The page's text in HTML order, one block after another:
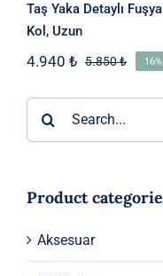
Taş Yaka Detaylı
Kol, Uzun
5.850₺
4.940 ₺
Şu
fiyat:
4.940
Product
Aksesuar